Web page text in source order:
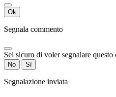
Ok
Segnala commento
Sei sicuro di voler segnalare questo
No Sì
Segnalazione inviata